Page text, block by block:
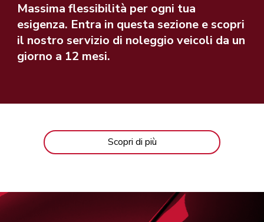
Massima flessibilità per ogni tua
esigenza. Entra in questa sezione e scopri
il nostro servizio di noleggio veicoli da un
giorno a 12 mesi.
Scopri di più